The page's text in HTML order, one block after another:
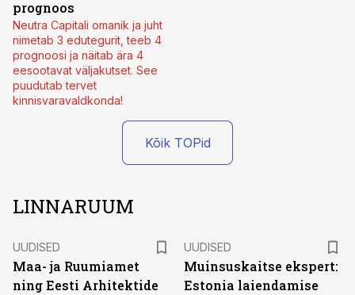
prognoos
Neutra Capitali omanik ja juht
nimetab 3 edutegurit, teeb 4
prognoosi ja näitab ära 4
eesootavat väljakutset. See
puudutab tervet
kinnisvaravaldkonda!
Kõik TOPid
LINNARUUM
UUDISED
Maa- ja Ruumiamet
ning Eesti Arhitektide
UUDISED
Muinsuskaitse ekspert:
Estonia laiendamise